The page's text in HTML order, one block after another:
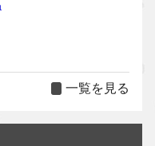
一覧を見る